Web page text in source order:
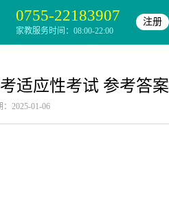
0755-22183907
家教服务时间：08:00-22:00
注册
适应性考试 参考答案
2025-01-06